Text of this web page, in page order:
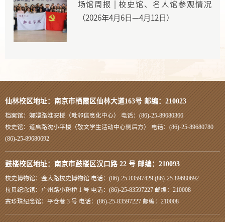
场馆周报 | 校史馆、名人馆参观情况
（2026年4月6日—4月12日）
仙林校区地址：南京市栖霞区仙林大道163号 邮编：210023
档案馆：嫏嬛路淮安楼（毗邻信息化中心） 电话：(86)-25-89680366
校史馆：道启路沈小平楼（敬文学生活动中心侧后方） 电话：(86)-25-89680780
(86)-25-89680692
鼓楼校区地址：南京市鼓楼区汉口路 22 号 邮编：210093
校史博物馆：金大路校史博物馆 电话：(86)-25-83597429 (86)-25-89680692
拉贝纪念馆：广州路小粉桥 1 号 电话：(86)-25-83597227 邮编：210008
赛珍珠纪念馆：平仓巷 3 号 电话：(86)-25-83597227 邮编：210008